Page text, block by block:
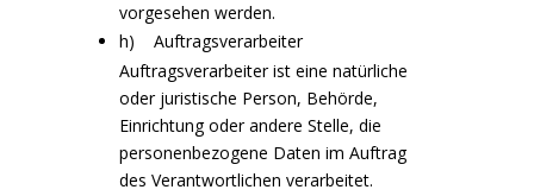
vorgesehen werden.
h) Auftragsverarbeiter
Auftragsverarbeiter ist eine natürliche
oder juristische Person, Behörde,
Einrichtung oder andere Stelle, die
personenbezogene Daten im Auftrag
des Verantwortlichen verarbeitet.